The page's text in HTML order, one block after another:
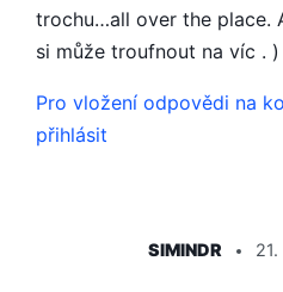
trochu…all over the place.
si může troufnout na víc . )
Pro vložení odpovědi na
přihlásit
SIMINDR